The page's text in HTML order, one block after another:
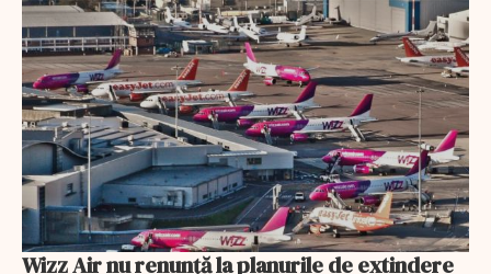
Wizz Air nu renunță la planurile de extindere